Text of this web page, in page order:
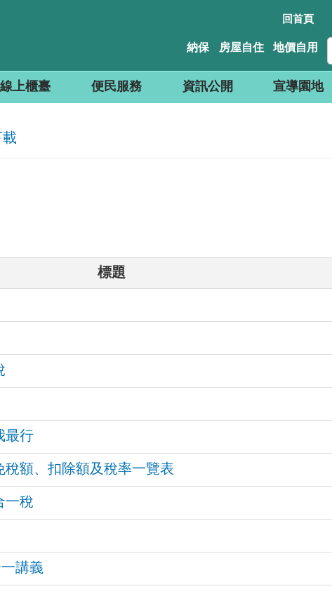
回首頁
納保 房屋自住 地價自用
線上櫃臺 便民服務 資訊公開 宣導園地
標題
最行
額、扣除額及稅率一覽表
一稅
講義